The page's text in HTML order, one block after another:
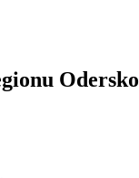
Odersko